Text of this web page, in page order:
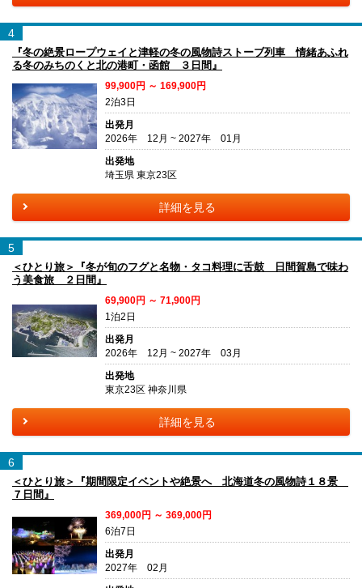
4
『冬の絶景ロープウェイと津軽の冬の風物詩ストーブ列車 情緒あふれ
る冬のみちのくと北の港町・函館 ３日間』
99,900円 ～ 169,900円
2泊3日
出発月
2026年 12月 ~ 2027年 01月
出発地
埼玉県 東京23区
詳細を見る
5
＜ひとり旅＞『冬が旬のフグと名物・タコ料理に舌鼓 日間賀島で味わ
う美食旅 ２日間』
69,900円 ～ 71,900円
1泊2日
出発月
2026年 12月 ~ 2027年 03月
出発地
東京23区 神奈川県
詳細を見る
6
＜ひとり旅＞『期間限定イベントや絶景へ 北海道冬の風物詩１８景
７日間』
369,000円 ～ 369,000円
6泊7日
出発月
2027年 02月